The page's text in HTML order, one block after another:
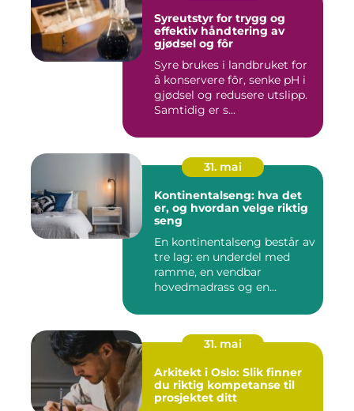
Syreutstyr for trygg og
effektiv håndtering av
gjødsel og fôr
Syre brukes i landbruket for
å konservere fôr, senke pH i
gjødsel og redusere utslipp.
Samtidig er s...
31. mai
Kontinentalseng: hva det
er, og hvordan velge riktig
seng
En kontinentalseng består av
tre lag: en underdel med
ramme, en vendbar
hovedmadrass og en
31. mai
Arkitekt i Oslo: Slik finner
du riktig kompetanse til
prosjektet ditt